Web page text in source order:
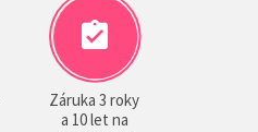
Záruka 3 roky
a 10 let na